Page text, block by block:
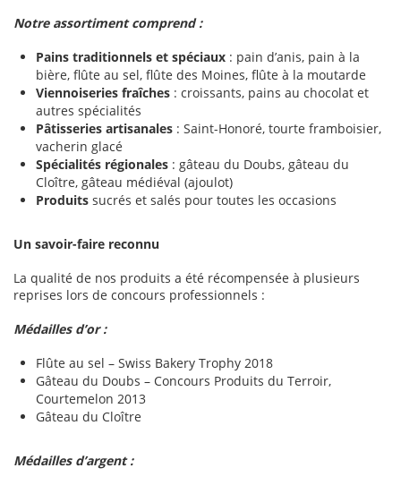
Notre assortiment comprend :
Pains traditionnels et spéciaux : pain d’anis, pain à la
bière, flûte au sel, flûte des Moines, flûte à la moutarde
Viennoiseries fraîches : croissants, pains au chocolat et
autres spécialités
Pâtisseries artisanales : Saint-Honoré, tourte framboisier,
vacherin glacé
Spécialités régionales : gâteau du Doubs, gâteau du
Cloître, gâteau médiéval (ajoulot)
Produits sucrés et salés pour toutes les occasions
Un savoir-faire reconnu
La qualité de nos produits a été récompensée à plusieurs
reprises lors de concours professionnels :
Médailles d’or :
Flûte au sel – Swiss Bakery Trophy 2018
Gâteau du Doubs – Concours Produits du Terroir,
Courtemelon 2013
Gâteau du Cloître
Médailles d’argent :